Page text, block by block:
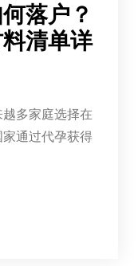
落户？
清单详
多家庭选择在
通过代孕获得